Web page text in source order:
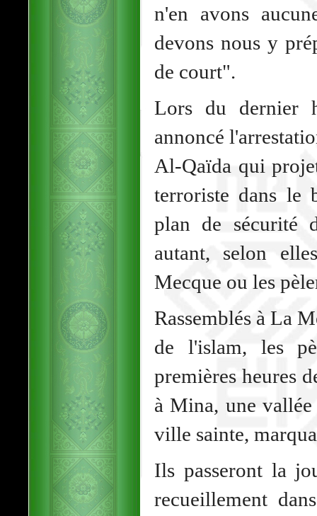
n'en avons
devons nous y
de court".
Lors du dernier
annoncé
Al-Qaïda qui
terroriste dans le
plan de sécurité
autant, selon
Mecque ou les
Rassemblés à La
de l'islam, les
premières heures
à Mina, une
ville sainte,
Ils passeront la
recueillement